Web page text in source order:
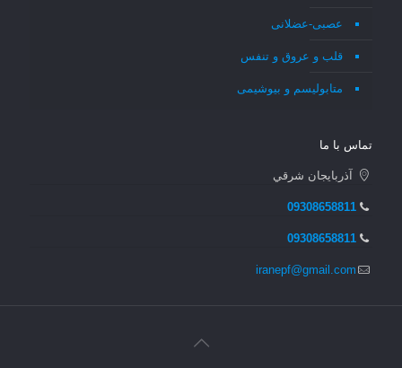
عصبی-عضلانی
قلب و عروق و تنفس
متابولیسم و بیوشیمی
تماس با ما
آذربايجان شرقي
09308658811
09308658811
iranepf@gmail.com